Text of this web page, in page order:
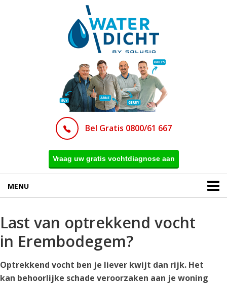
Bel Gratis 0800/61 667
Vraag uw gratis vochtdiagnose aan
MENU
Last van optrekkend vocht
in Erembodegem?
Optrekkend vocht ben je liever kwijt dan rijk. Het
kan behoorlijke schade veroorzaken aan je woning